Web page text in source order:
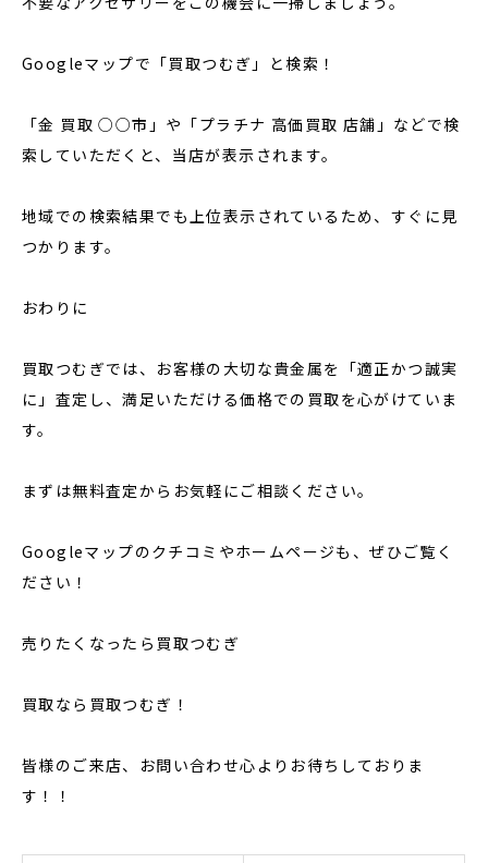
Googleマップで「買取つむぎ」と検索！
「金 買取 ○○市」や「プラチナ 高価買取 店舗」などで検
索していただくと、当店が表示されます。
地域での検索結果でも上位表示されているため、すぐに見
つかります。
おわりに
買取つむぎでは、お客様の大切な貴金属を「適正かつ誠実
に」査定し、満足いただける価格での買取を心がけていま
す。
まずは無料査定からお気軽にご相談ください。
Googleマップのクチコミやホームページも、ぜひご覧く
ださい！
売りたくなったら買取つむぎ
買取なら買取つむぎ！
皆様のご来店、お問い合わせ心よりお待ちしておりま
す！！